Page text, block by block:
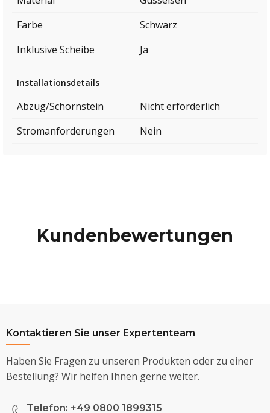
Farbe
Schwarz
Inklusive Scheibe
Ja
Installationsdetails
Abzug/Schornstein
Nicht erforderlich
Stromanforderungen
Nein
Kundenbewertungen
Kontaktieren Sie unser Expertenteam
Haben Sie Fragen zu unseren Produkten oder zu einer
Bestellung? Wir helfen Ihnen gerne weiter.
Telefon: +49 0800 1899315